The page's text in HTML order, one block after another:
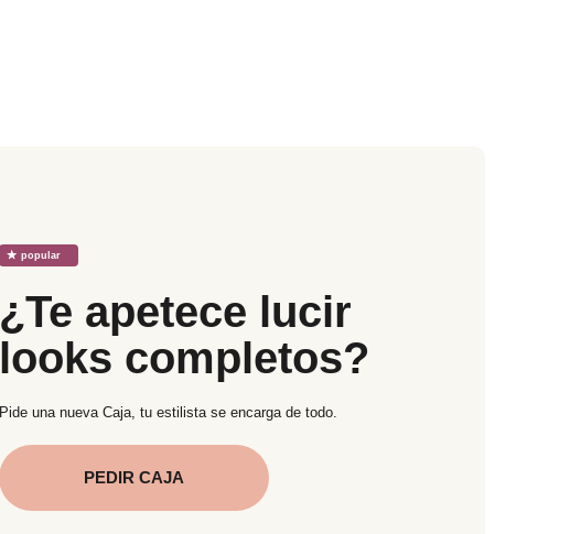
☆ popular
¿Te apetece lucir
looks completos?
Pide una nueva Caja, tu estilista se encarga de todo.
PEDIR CAJA